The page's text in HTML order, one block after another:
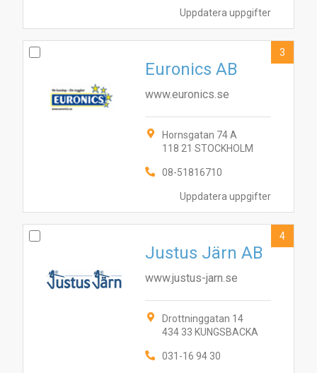
Uppdatera uppgifter
Uppdatera uppgifter
Euronics AB
www.euronics.se
Hornsgatan 74 A
118 21 STOCKHOLM
08-51816710
3
Justus Järn AB
www.justus-jarn.se
Drottninggatan 14
434 33 KUNGSBACKA
031-16 94 30
4